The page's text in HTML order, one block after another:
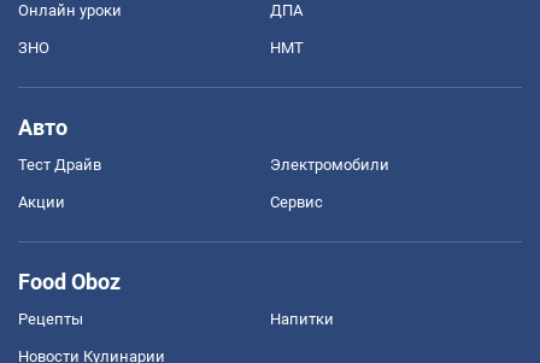
Онлайн уроки ДПА
ЗНО НМТ
Авто
Тест Драйв Электромобили
Акции Сервис
Food Oboz
Рецепты Напитки
Новости Кулинарии